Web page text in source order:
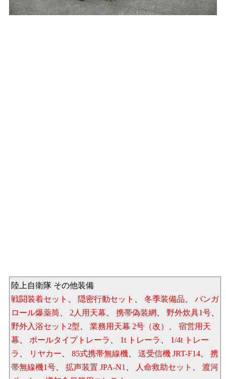
陸上自衛隊 その他装備
戦闘装着セット
隠密行動セット 冬季装備品
バンガ
ロール爆薬筒
2人用天幕 携帯偽装網 野外炊具1号
野外入浴セット2型
業務用天幕 2号（改）
宿営用天
幕
ポールタイプトレーラ 1t トレーラ
1/4t トレー
ラ
リヤカー 85式携帯無線機 送受信機 JRT-F14
携
帯無線機1号
拡声装置 JPA-N1 人命救助セット
渡河